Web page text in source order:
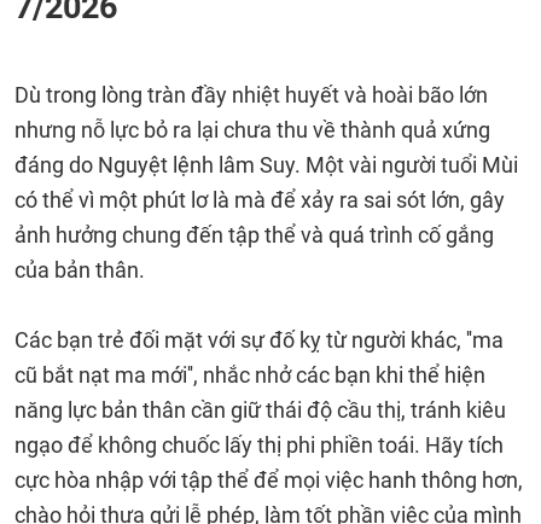
Dù trong lòng tràn đầy nhiệt huyết và hoài bão lớn
nhưng nỗ lực bỏ ra lại chưa thu về thành quả xứng
đáng do Nguyệt lệnh lâm Suy. Một vài người tuổi Mùi
có thể vì một phút lơ là mà để xảy ra sai sót lớn, gây
ảnh hưởng chung đến tập thể và quá trình cố gắng
của bản thân.
Các bạn trẻ đối mặt với sự đố kỵ từ người khác, ''ma
cũ bắt nạt ma mới'', nhắc nhở các bạn khi thể hiện
năng lực bản thân cần giữ thái độ cầu thị, tránh kiêu
ngạo để không chuốc lấy thị phi phiền toái. Hãy tích
cực hòa nhập với tập thể để mọi việc hanh thông hơn,
chào hỏi thưa gửi lễ phép, làm tốt phần việc của mình